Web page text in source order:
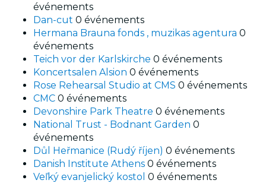
événements
Dan-cut 0 événements
Hermana Brauna fonds , muzikas agentura 0
événements
Teich vor der Karlskirche 0 événements
Koncertsalen Alsion 0 événements
Rose Rehearsal Studio at CMS 0 événements
CMC 0 événements
Devonshire Park Theatre 0 événements
National Trust - Bodnant Garden 0
événements
Důl Heřmanice (Rudý říjen) 0 événements
Danish Institute Athens 0 événements
Veľký evanjelický kostol 0 événements